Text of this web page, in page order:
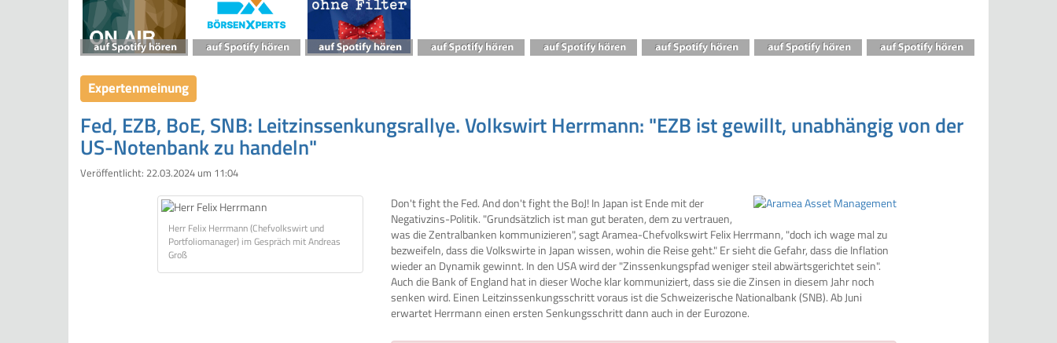
Expertenmeinung
Fed, EZB, BoE, SNB: Leitzinssenkungsrallye. Volkswirt Herrmann: "EZB ist gewillt, unabhängig von der
US-Notenbank zu handeln"
Veröffentlicht: 22.03.2024 um 11:04
Herr Felix Herrmann (Chefvolkswirt und
Portfoliomanager) im Gespräch mit Andreas
Groß
Don't fight the Fed. And don't fight the BoJ! In Japan ist Ende mit der
Negativzins-Politik. "Grundsätzlich ist man gut beraten, dem zu vertrauen,
was die Zentralbanken kommunizieren", sagt Aramea-Chefvolkswirt Felix Herrmann, "doch ich wage mal zu
bezweifeln, dass die Volkswirte in Japan wissen, wohin die Reise geht." Er sieht die Gefahr, dass die Inflation
wieder an Dynamik gewinnt. In den USA wird der "Zinssenkungspfad weniger steil abwärtsgerichtet sein".
Auch die Bank of England hat in dieser Woche klar kommuniziert, dass sie die Zinsen in diesem Jahr noch
senken wird. Einen Leitzinssenkungsschritt voraus ist die Schweizerische Nationalbank (SNB). Ab Juni
erwartet Herrmann einen ersten Senkungsschritt dann auch in der Eurozone.